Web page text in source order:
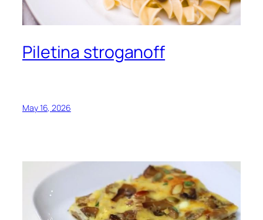
Piletina stroganoff
May 16, 2026